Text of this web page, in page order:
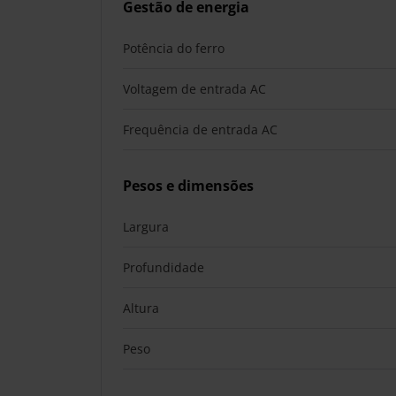
Gestão de energia
Potência do ferro
Voltagem de entrada AC
Frequência de entrada AC
Pesos e dimensões
Largura
Profundidade
Altura
Peso